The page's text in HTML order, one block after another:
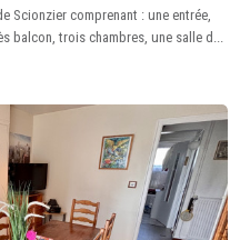
Scionzier comprenant : une entrée,
balcon, trois chambres, une salle d...